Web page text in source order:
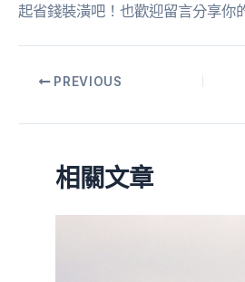
起省錢裝潢吧！也歡迎留言分享你
PREVIOUS
相關文章